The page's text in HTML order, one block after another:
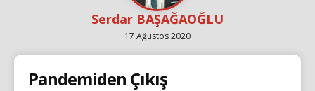
Serdar BAŞAĞAOĞLU
17 Ağustos 2020
Pandemiden Çıkış